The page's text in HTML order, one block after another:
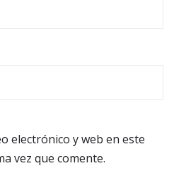
electrónico y web en este
vez que comente.